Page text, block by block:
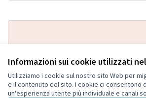
Informazioni sui cookie utilizzati
Utilizziamo i cookie sul nostro sito Web per
e il contenuto del sito. I cookie ci consentono
un'esperienza utente più individuale e canali